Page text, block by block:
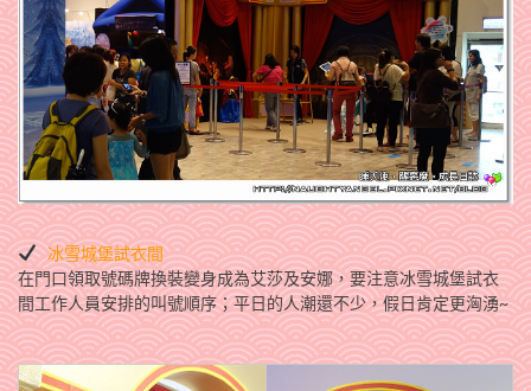
冰雪城堡試衣間
在門口領取號碼牌換裝變身成為艾莎及安娜，要注意冰雪城堡試衣
間工作人員安排的叫號順序；平日的人潮還不少，假日肯定更洶湧~